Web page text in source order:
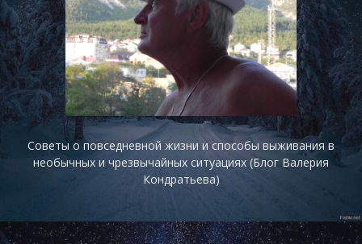
Советы о повседневной жизни и способы выживания в
необычных и чрезвычайных ситуациях (Блог Валерия
Кондратьева)